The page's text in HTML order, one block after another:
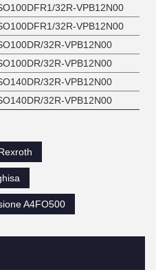
32R-VPB12N00
32R-VPB12N00
32R-VPB12N00
32R-VPB12N00
32R-VPB12N00
32R-VPB12N00
A4FO500